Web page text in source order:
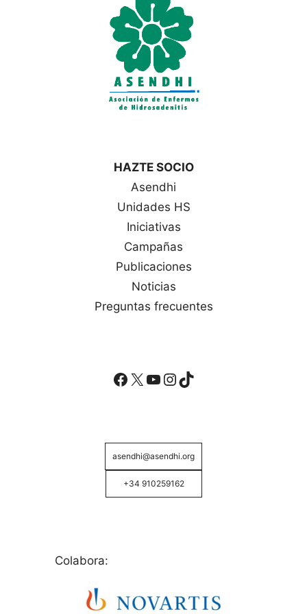
HAZTE SOCIO
Asendhi
Unidades HS
Iniciativas
Campañas
Publicaciones
Noticias
Preguntas frecuentes
Facebook
X YouTube
Instagram
TikTok
asendhi@asendhi.org
+34 910259162
Colabora: